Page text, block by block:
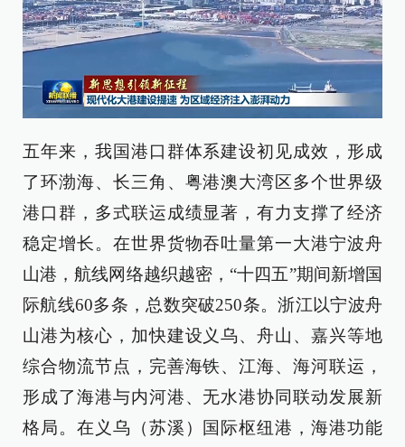
五年来，我国港口群体系建设初见成效，形成
了环渤海、长三角、粤港澳大湾区多个世界级
港口群，多式联运成绩显著，有力支撑了经济
稳定增长。在世界货物吞吐量第一大港宁波舟
山港，航线网络越织越密，“十四五”期间新增国
际航线60多条，总数突破250条。浙江以宁波舟
山港为核心，加快建设义乌、舟山、嘉兴等地
综合物流节点，完善海铁、江海、海河联运，
形成了海港与内河港、无水港协同联动发展新
格局。在义乌（苏溪）国际枢纽港，海港功能